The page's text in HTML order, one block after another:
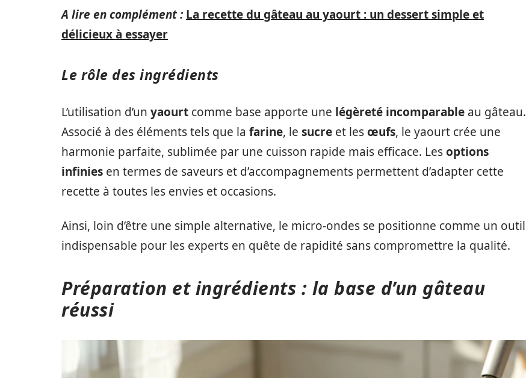
A lire en complément : La recette du gâteau au yaourt : un dessert simple et
délicieux à essayer
Le rôle des ingrédients
L’utilisation d’un yaourt comme base apporte une légèreté incomparable au gâteau.
Associé à des éléments tels que la farine, le sucre et lesœufs, le yaourt crée une
harmonie parfaite, sublimée par une cuisson rapide mais efficace. Lesoptions
infinies en termes de saveurs et d’accompagnements permettent d’adapter cette
recette à toutes les envies et occasions.
Ainsi, loin d’être une simple alternative, le micro-ondes se positionne comme un outil
indispensable pour les experts en quête de rapidité sans compromettre la qualité.
Préparation et ingrédients : la base d’un gâteau
réussi